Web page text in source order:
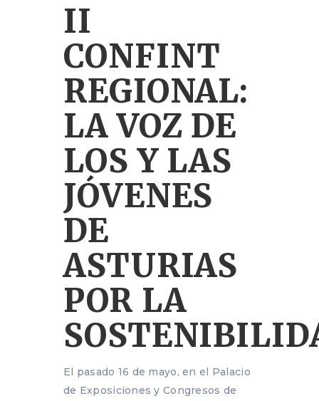
II
CONFINT
REGIONAL:
LA VOZ DE
LOS Y LAS
JÓVENES
DE
ASTURIAS
POR LA
El pasado 16 de mayo, en el Palacio
de Exposiciones y Congresos de